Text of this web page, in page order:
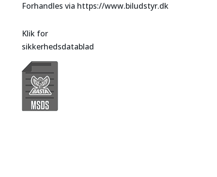
Forhandles via https://www.biludstyr.dk
Klik for
sikkerhedsdatablad